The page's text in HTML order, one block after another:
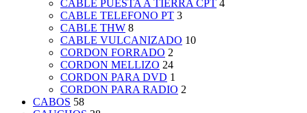
CABLE PUESTA A TIERRA CPT 4
CABLE TELEFONO PT 3
CABLE THW 8
CABLE VULCANIZADO 10
CORDON FORRADO 2
CORDON MELLIZO 24
CORDON PARA DVD 1
CORDON PARA RADIO 2
CABOS 58